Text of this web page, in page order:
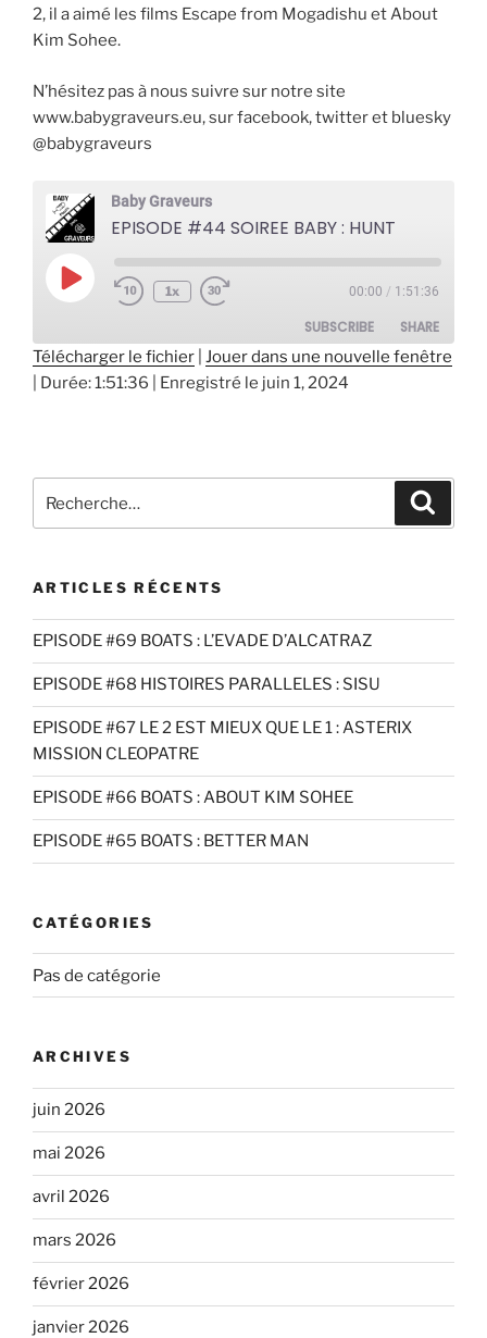
2, il a aimé les films Escape from Mogadishu et About
Kim Sohee.
N’hésitez pas à nous suivre sur notre site
www.babygraveurs.eu, sur facebook, twitter et bluesky
@babygraveurs
Baby Graveurs
EPISODE #44 SOIREE BABY : HUNT
Play
Episode
1x 00:00 / 1:51:36
SUBSCRIBE SHARE
SHARE
EMBED
Télécharger le fichier Jouer dans une nouvelle fenêtre
Durée: 1:51:36 Enregistré le juin 1, 2024
pour
ARTICLES RÉCENTS
EPISODE #69 BOATS : L’EVADE D’ALCATRAZ
EPISODE #68 HISTOIRES PARALLELES : SISU
EPISODE #67 LE 2 EST MIEUX QUE LE 1 : ASTERIX
MISSION CLEOPATRE
EPISODE #66 BOATS : ABOUT KIM SOHEE
EPISODE #65 BOATS : BETTER MAN
CATÉGORIES
Pas de catégorie
ARCHIVES
juin 2026
mai 2026
avril 2026
mars 2026
février 2026
janvier 2026